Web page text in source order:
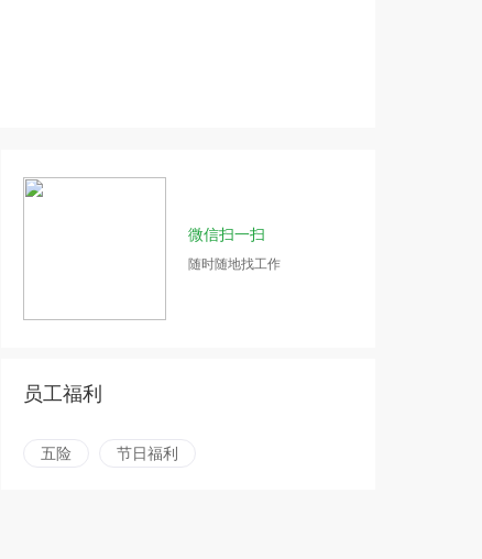
微信扫一扫
随时随地找工作
员工福利
五险 节日福利